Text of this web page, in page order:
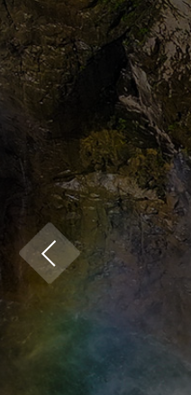
晴
东北风 2级
小雨
东北风